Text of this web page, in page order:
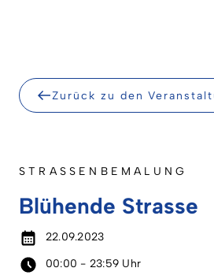
Zurück zu den
STRASSENBEMALUNG
Blühende Strasse
22.09.2023
00:00 - 23:59 Uhr